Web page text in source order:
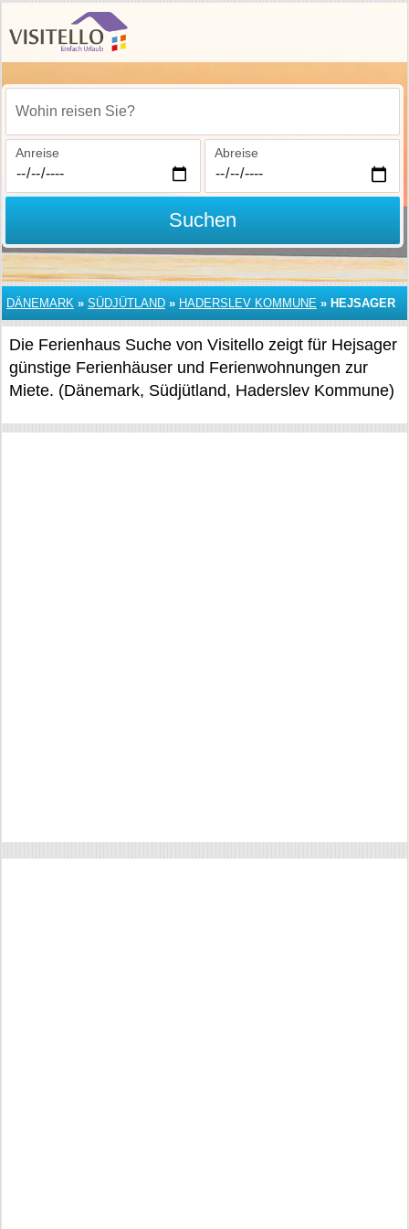
Wohin reisen Sie?
Anreise Abreise
Suchen
DÄNEMARK » SÜDJÜTLAND » HADERSLEV KOMMUNE » HEJSAGER
Die Ferienhaus Suche von Visitello zeigt für Hejsager
günstige Ferienhäuser und Ferienwohnungen zur
Miete. (Dänemark, Südjütland, Haderslev Kommune)